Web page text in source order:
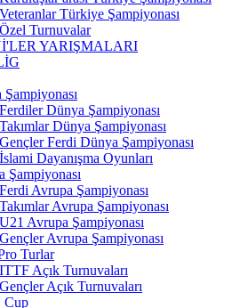
Veteranlar Türkiye Şampiyonası
Özel Turnuvalar
YARIŞMALARI
Ferdiler Dünya Şampiyonası
Takımlar Dünya Şampiyonası
Gençler Ferdi Dünya Şampiyonası
İslami Dayanışma Oyunları
Şampiyonası
Ferdi Avrupa Şampiyonası
Takımlar Avrupa Şampiyonası
U21 Avrupa Şampiyonası
Gençler Avrupa Şampiyonası
Turlar
ITTF Açık Turnuvaları
Gençler Açık Turnuvaları
Cup